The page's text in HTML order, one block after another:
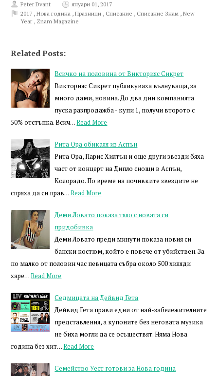
Peter Dvant
януари 01, 2017
2017 ,Нова година ,Празници , Списание , Списание Знам ,New
Year , Znam Magazine
Related Posts:
Всичко на половина от Викторияс Сикрет
Викторияс Сикрет публикуваха вълнуваща, за
много дами, новина. До два дни компанията
пуска разпродажба - купи 1, получи второто с
50% отстъпка. Всич…Read More
Рита Ора обикаля из Аспън
Рита Ора, Парис Хилтън и още други звезди бяха
част от концерт на Дипло снощи в Аспън,
Колорадо. По време на почивките звездите не
спряха да си прав…Read More
Деми Ловато показа тяло с новата си
придобивка
Деми Ловато преди минути показа новия си
бански костюм, който е повече от убийствен. За
по малко от половин час певицата събра около 500 хиляди
харе…Read More
Седмицата на Дейвид Гета
Дейвид Гета прави едни от най-забележителните
представления, а купоните без неговата музика
не биха могли да се осъществят. Няма Нова
година без хит…Read More
Семейство Уест готови за Нова година